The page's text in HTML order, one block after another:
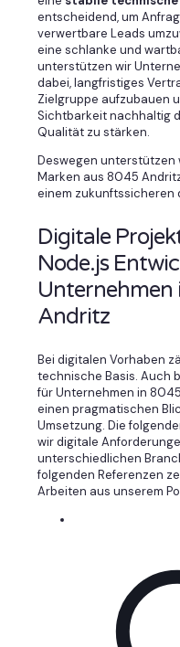
entscheidend, um
verwertbare Leads
eine schlanke und
unterstützen wir
dabei, langfristiges
Zielgruppe aufzubauen
Sichtbarkeit nachhaltig
Qualität zu stärken.
Deswegen unterstützen
Marken aus 8045
einem zukunftssicheren
Digitale
Node.js
Unternehmen
Andritz
Bei digitalen Vorhaben
technische Basis. Auch
für Unternehmen in
einen pragmatischen
Umsetzung. Die
wir digitale
unterschiedlichen
folgenden Referenzen
Arbeiten aus unserem